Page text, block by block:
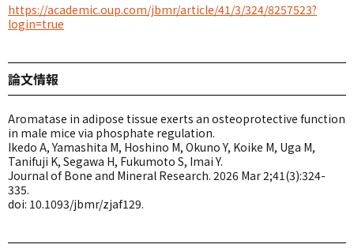
https://academic.oup.com/jbmr/article/41/3/324/8257523?
login=true
論文情報
Aromatase in adipose tissue exerts an osteoprotective function
in male mice via phosphate regulation.
Ikedo A, Yamashita M, Hoshino M, Okuno Y, Koike M, Uga M,
Tanifuji K, Segawa H, Fukumoto S, Imai Y.
Journal of Bone and Mineral Research. 2026 Mar 2;41(3):324-
335.
doi: 10.1093/jbmr/zjaf129.